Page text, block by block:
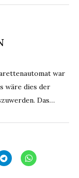
war
wäre dies der
Das…